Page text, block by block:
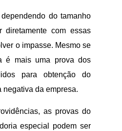
do tamanho
diretamente com essas
o impasse. Mesmo se
é mais uma prova dos
para obtenção do
negativa da empresa.
as provas do
especial podem ser